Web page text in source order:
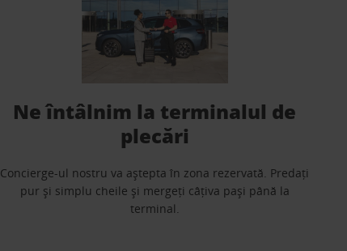
Ne întâlnim la terminalul de
plecări
Concierge-ul nostru va aștepta în zona rezervată. Predați
pur și simplu cheile și mergeți câțiva pași până la
terminal.